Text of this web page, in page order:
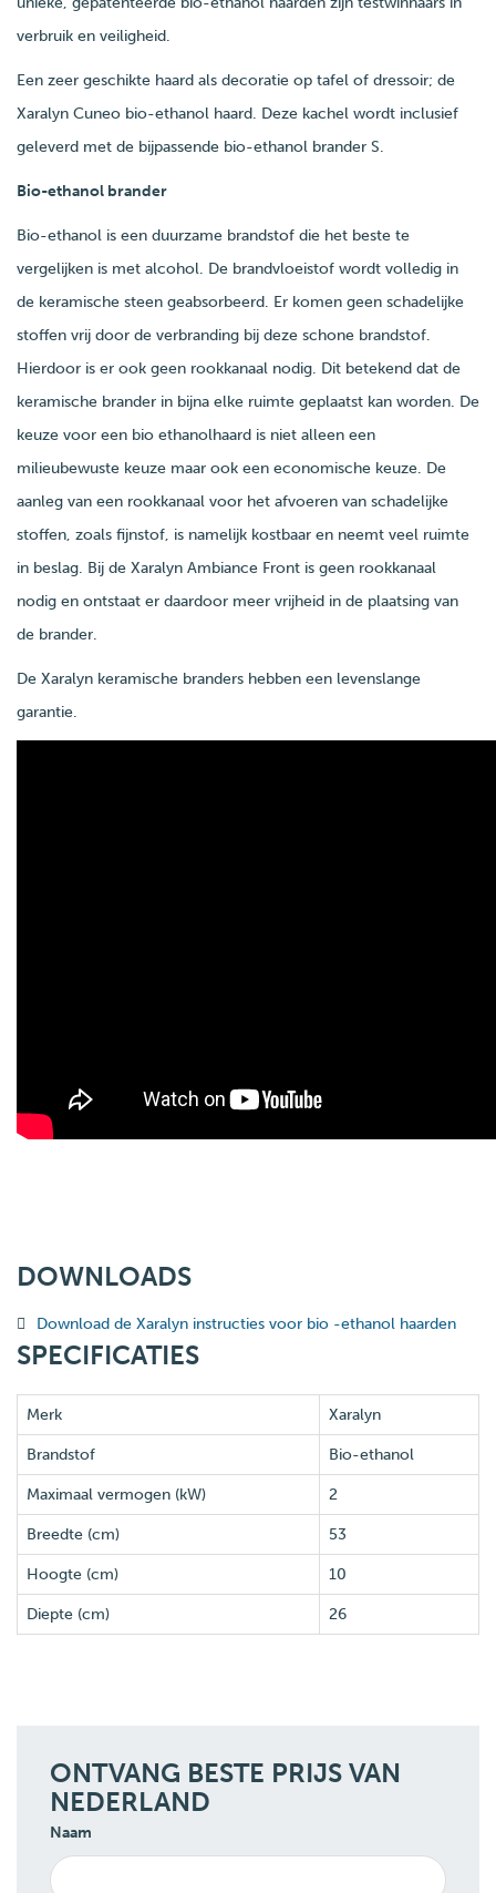
verbruik en veiligheid.
Een zeer geschikte haard als decoratie op tafel of dressoir; de
Xaralyn Cuneo bio-ethanol haard. Deze kachel wordt inclusief
geleverd met de bijpassende bio-ethanol brander S.
Bio-ethanol brander
Bio-ethanol is een duurzame brandstof die het beste te
vergelijken is met alcohol. De brandvloeistof wordt volledig in
de keramische steen geabsorbeerd. Er komen geen schadelijke
stoffen vrij door de verbranding bij deze schone brandstof.
Hierdoor is er ook geen rookkanaal nodig. Dit betekend dat de
keramische brander in bijna elke ruimte geplaatst kan worden. De
keuze voor een bio ethanolhaard is niet alleen een
milieubewuste keuze maar ook een economische keuze. De
aanleg van een rookkanaal voor het afvoeren van schadelijke
stoffen, zoals fijnstof, is namelijk kostbaar en neemt veel ruimte
in beslag. Bij de Xaralyn Ambiance Front is geen rookkanaal
nodig en ontstaat er daardoor meer vrijheid in de plaatsing van
de brander.
De Xaralyn keramische branders hebben een levenslange
garantie.
DOWNLOADS
Download de Xaralyn instructies voor bio -ethanol haarden
SPECIFICATIES
Merk Xaralyn
Brandstof Bio-ethanol
Maximaal vermogen (kW) 2
Breedte (cm) 53
Hoogte (cm) 10
Diepte (cm) 26
ONTVANG BESTE PRIJS VAN
NEDERLAND
Naam